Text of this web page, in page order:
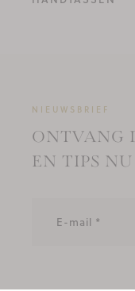
NIEUWSBRIEF
ONTVANG
EN TIPS